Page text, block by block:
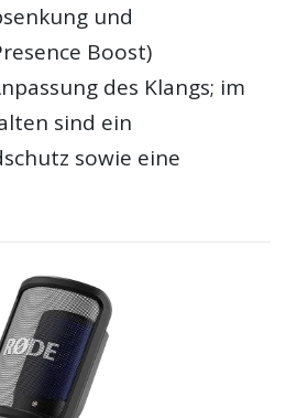
und
Boost)
des Klangs; im
sind ein
sowie eine